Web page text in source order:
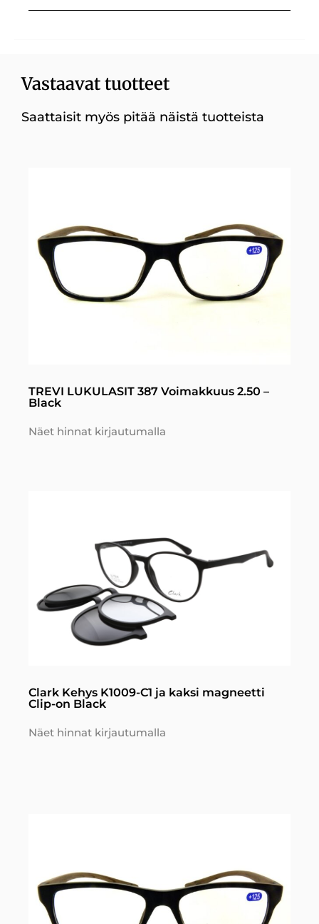
Vastaavat tuotteet
Saattaisit myös pitää näistä tuotteista
TREVI LUKULASIT 387 Voimakkuus 2.50 –
Black
Näet hinnat kirjautumalla
Clark Kehys K1009-C1 ja kaksi magneetti
Clip-on Black
Näet hinnat kirjautumalla